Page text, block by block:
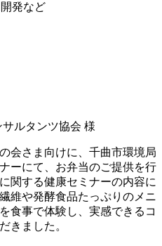
発など
ルタンツ協会 様
会さま向けに、千曲市環境局
ーにて、お弁当のご提供を行
関する健康セミナーの内容に
維や発酵食品たっぷりのメニ
食事で体験し、実感できるコ
きました。